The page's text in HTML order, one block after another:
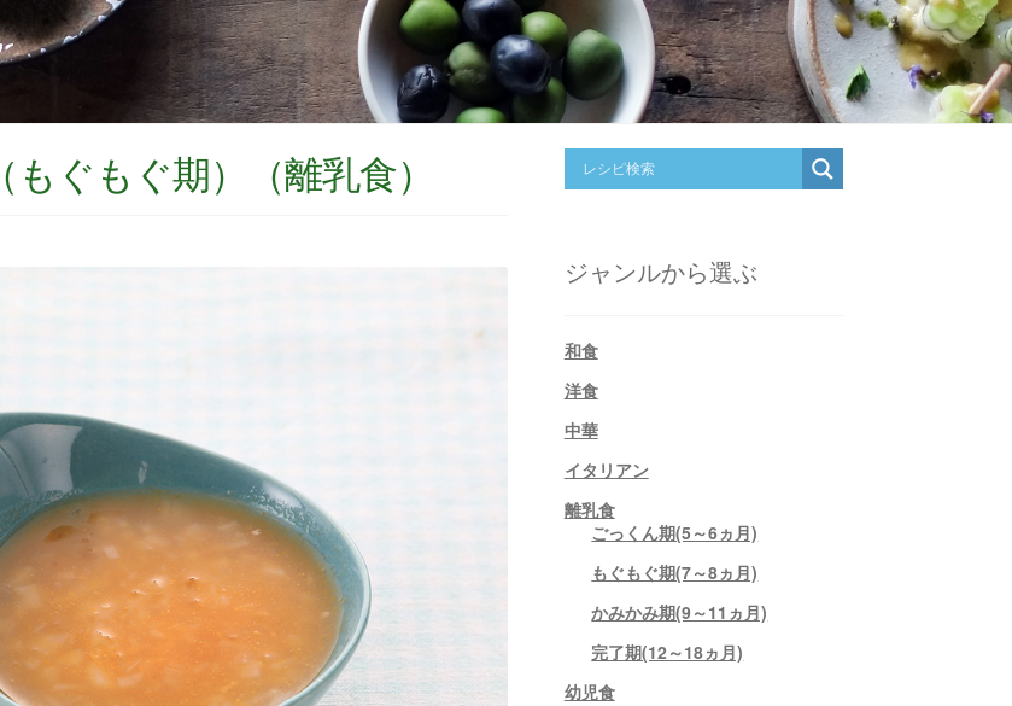
ぐもぐ期）（離乳食）
ジャンルから選ぶ
和食
洋食
中華
イタリアン
離乳食
ごっくん期(5～6ヵ月)
もぐもぐ期(7～8ヵ月)
かみかみ期(9～11ヵ月)
完了期(12～18ヵ月)
幼児食